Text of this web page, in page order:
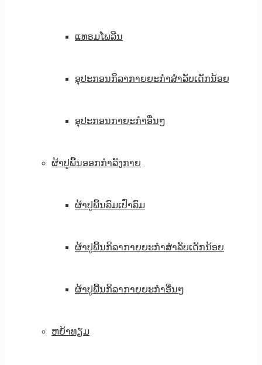
ແທຣມໂພລີນ
ອຸປະກອນກິລາກາຍຍະກຳສຳລັບເດັກນ້ອຍ
ອຸປະກອນກາຍະກຳອື່ນໆ
ຜ້າປູພື້ນອອກກຳລັງກາຍ
ຜ້າປູພື້ນລົມເປົ່າລົມ
ຜ້າປູພື້ນກິລາກາຍຍະກຳສຳລັບເດັກນ້ອຍ
ຜ້າປູພື້ນກິລາກາຍຍະກຳອື່ນໆ
ຫຍ້າທຽມ